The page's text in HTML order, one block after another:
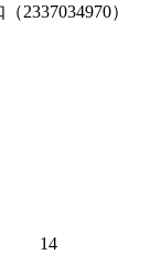
2337034970）
14